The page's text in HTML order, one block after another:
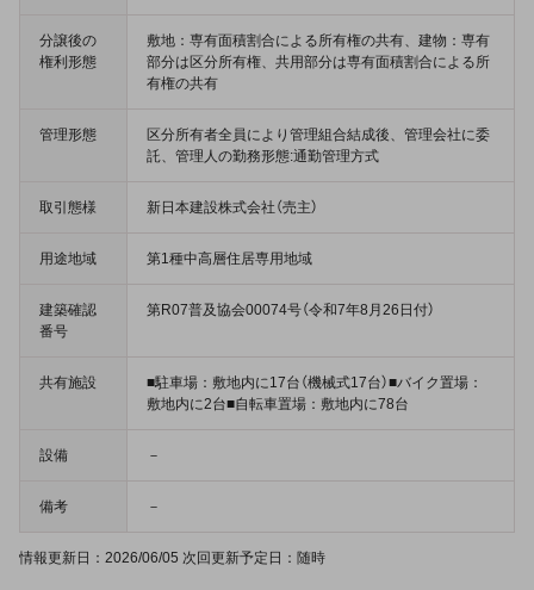
分譲後の
権利形態
敷地：専有面積割合による所有権の共有、建物：専有
部分は区分所有権、共用部分は専有面積割合による所
有権の共有
管理形態
区分所有者全員により管理組合結成後、管理会社に委
託、管理人の勤務形態:通勤管理方式
取引態様 新日本建設株式会社（売主）
用途地域 第1種中高層住居専用地域
建築確認
番号
第R07普及協会00074号（令和7年8月26日付）
共有施設
■駐車場：敷地内に17台（機械式17台）■バイク置場：
敷地内に2台■自転車置場：敷地内に78台
設備 －
備考 －
情報更新日：2026/06/05 次回更新予定日：随時